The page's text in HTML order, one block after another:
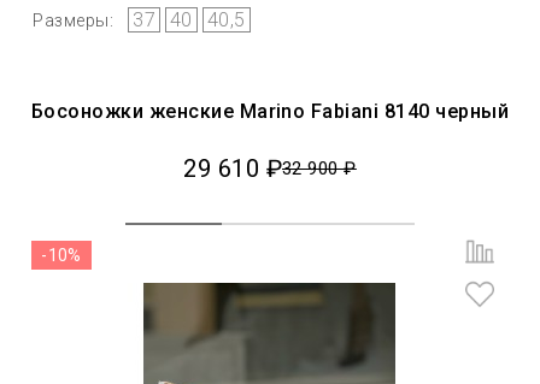
Размеры: 37 40 40,5
Босоножки женские Marino Fabiani 8140 черный
29 610 ₽32 900 ₽
-10%